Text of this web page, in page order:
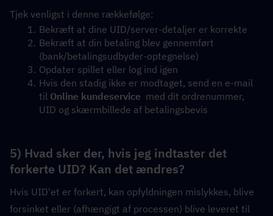
Tjek venligst i denne rækkefølge:
Bekræft at dine UID/server-detaljer er korrekte
Bekræft at din betaling blev gennemført
(bank/betalingsudbyder-optegnelse)
Opdater spillet eller log ind igen
Hvis den stadig ikke er modtaget, send en e-mail
til Online kundeservice
  med dit ordrenummer,
UID og skærmbillede af betalingsbevis
5) Hvad sker der, hvis jeg indtaster det
forkerte UID? Kan det ændres?
Hvis UID'et er forkert, kan opfyldningen mislykkes, blive
forsinket eller (afhængigt af processen) blive leveret til